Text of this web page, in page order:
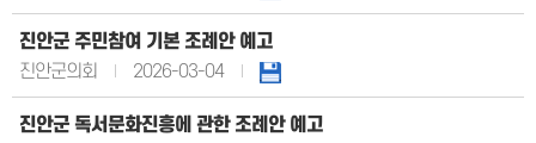
진안군 주민참여 기본 조례안 예고
진안군의회
2026-03-04
진안군 독서문화진흥에 관한 조례안 예고